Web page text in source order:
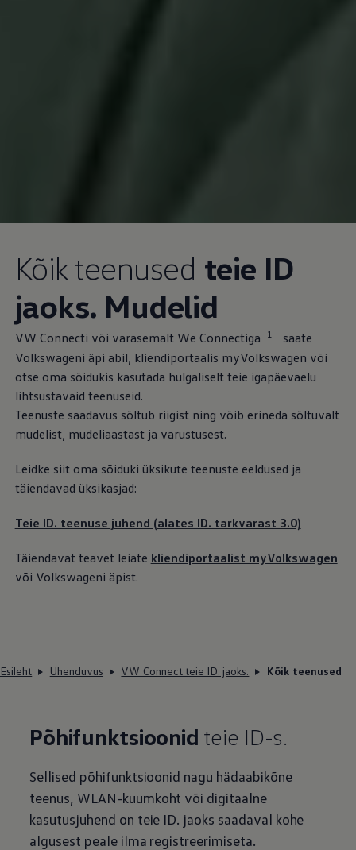
Kõik teenused teie ID
jaoks. Mudelid
VW Connecti või varasemalt We Connectiga 1
saate
Volkswageni äpi abil, kliendiportaalis myVolkswagen või
otse oma sõidukis kasutada hulgaliselt teie igapäevaelu
lihtsustavaid teenuseid.
Teenuste saadavus sõltub riigist ning võib erineda sõltuvalt
mudelist, mudeliaastast ja varustusest.
Leidke siit oma sõiduki üksikute teenuste eeldused ja
täiendavad üksikasjad:
Teie ID. teenuse juhend (alates ID. tarkvarast 3.0)
Täiendavat teavet leiate kliendiportaalist myVolkswagen
või Volkswageni äpist.
Esileht Ühenduvus VW Connect teie ID. jaoks. Kõik teenused
Põhifunktsioonid teie ID-s.
Sellised põhifunktsioonid nagu hädaabikõne
teenus, WLAN-kuumkoht või digitaalne
kasutusjuhend on teie ID. jaoks saadaval kohe
algusest peale ilma registreerimiseta.